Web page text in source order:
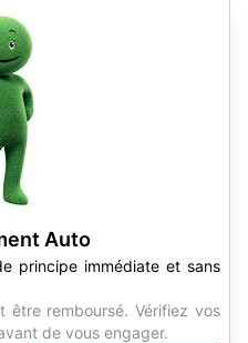
Auto
principe immédiate et sans
remboursé. Vérifiez vos
de vous engager.